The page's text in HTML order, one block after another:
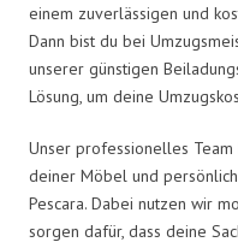
einem zuverlässigen und
Dann bist du bei
unserer günstigen
Lösung, um deine
Unser professionelles
deiner Möbel und
Pescara. Dabei nutzen wir
sorgen dafür, dass deine